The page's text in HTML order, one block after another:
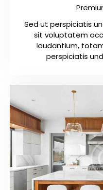
Sed ut perspiciatis
sit voluptatem
laudantium,
perspiciatis